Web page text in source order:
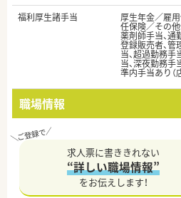
福利厚生諸手当
厚生年金／雇
任保険／その
薬剤師手当、通
登録販売者、管
当、超過勤務手
当、深夜勤務手
準内手当あり（
職場情報
求人票に書ききれない
“詳しい職場情報”
をお伝えします！